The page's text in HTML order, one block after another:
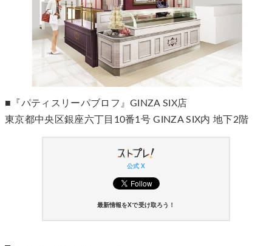
■『パティスリーパブロフ』GINZA SIX店
東京都中央区銀座六丁目10番1号 GINZA SIX内 地下2階
公式 X
最新情報をXで受け取ろう！